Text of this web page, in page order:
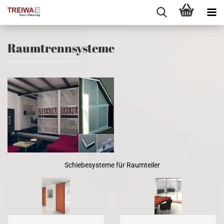
Raumtrennsysteme
Schiebesysteme für Raumteiler